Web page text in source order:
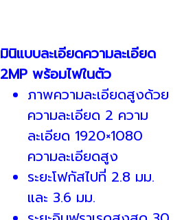
มินิแบบละเอียดความละเอียด
2MP พร้อมไฟในตัว
ภาพความละเอียดสูงด้วย
ความละเอียด 2 ความ
ละเอียด 1920×1080
ความละเอียดสูง
ระยะโฟกัสไปที่ 2.8 มม.
และ 3.6 มม.